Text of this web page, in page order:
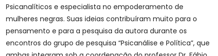
Psicanalíticos e especialista no empoderamento de
mulheres negras. Suas ideias contribuíram muito para o
pensamento e para a pesquisa da autora durante os
encontros do grupo de pesquisa “Psicanálise e Política”, que